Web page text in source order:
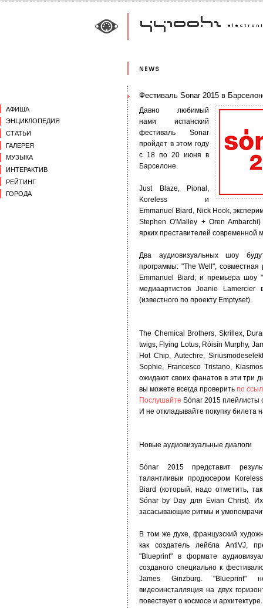
АФИША
ЭНЦИКЛОПЕДИЯ
СТАТЬИ
ГАЛЕРЕЯ
МУЗЫКА
ИНТЕРАКТИВ
РЕЙТИНГ
ГОРОДА
Фестиваль Sonar 2015 в
Давно любимый
нами испанский
фестиваль Sonar
пройдет в этом году
с 18 по 20 июня в
Барселоне.
Just Blaze, Pional,
Koreless и
Emmanuel Biard, Nick Hook,
Stephen O'Malley + Oren
ярких преставителей современной
Два аудиовизуальных шоу
программы: "The Well",
Emmanuel Biard; и премьера шоу
медиаартистов Joanie Lamercier
(известного по проекту Emptyset).
The Chemical Brothers, Skrillex,
twigs, Flying Lotus, Róisín Murphy,
Hot Chip, Autechre,
Sophie, Francesco Tristano,
ожидают своих фанатов в эти три
вы можете всегда проверить по
Послушайте Sónar 2015 плейлисты
И не откладывайте покупку билета
Новые аудиовизуальные диалоги
Sónar 2015 представит
талантливыи продюсером
Biard (который, надо отметить,
Sónar by Day для Evian Christ).
засасывающие ритмы и
В том же духе, французский
как создатель лейбла AntiVJ,
"Blueprint" в формате
созданого специально к
James Ginzburg. "Blueprint"
видеоинсталляция на двух
повествует о космосе и архитектуре.